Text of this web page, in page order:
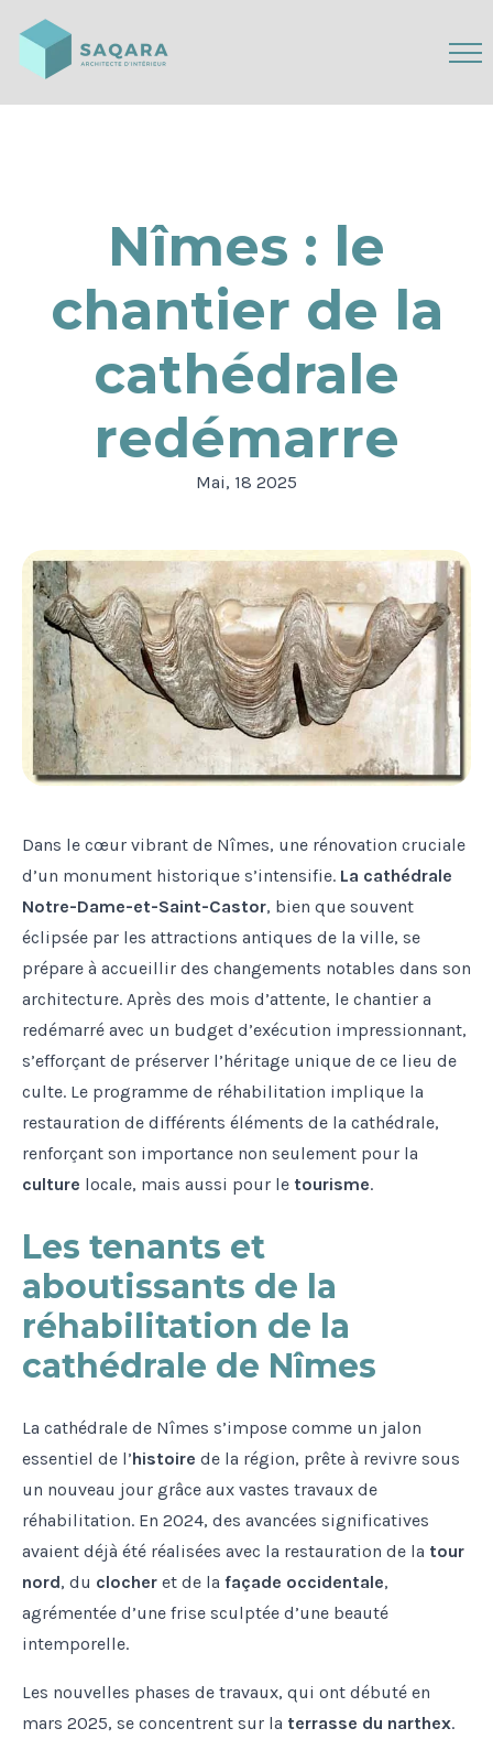
Nîmes : le
chantier de la
cathédrale
redémarre
Mai, 18 2025
Dans le cœur vibrant de Nîmes, une rénovation cruciale
d’un monument historique s’intensifie. La cathédrale
Notre-Dame-et-Saint-Castor, bien que souvent
éclipsée par les attractions antiques de la ville, se
prépare à accueillir des changements notables dans son
architecture. Après des mois d’attente, le chantier a
redémarré avec un budget d’exécution impressionnant,
s’efforçant de préserver l’héritage unique de ce lieu de
culte. Le programme de réhabilitation implique la
restauration de différents éléments de la cathédrale,
renforçant son importance non seulement pour la
culture locale, mais aussi pour le tourisme.
Les tenants et
aboutissants de la
réhabilitation de la
cathédrale de Nîmes
La cathédrale de Nîmes s’impose comme un jalon
essentiel de l’histoire de la région, prête à revivre sous
un nouveau jour grâce aux vastes travaux de
réhabilitation. En 2024, des avancées significatives
avaient déjà été réalisées avec la restauration de la tour
nord, du clocher et de la façade occidentale,
agrémentée d’une frise sculptée d’une beauté
intemporelle.
Les nouvelles phases de travaux, qui ont débuté en
mars 2025, se concentrent sur la terrasse du narthex.